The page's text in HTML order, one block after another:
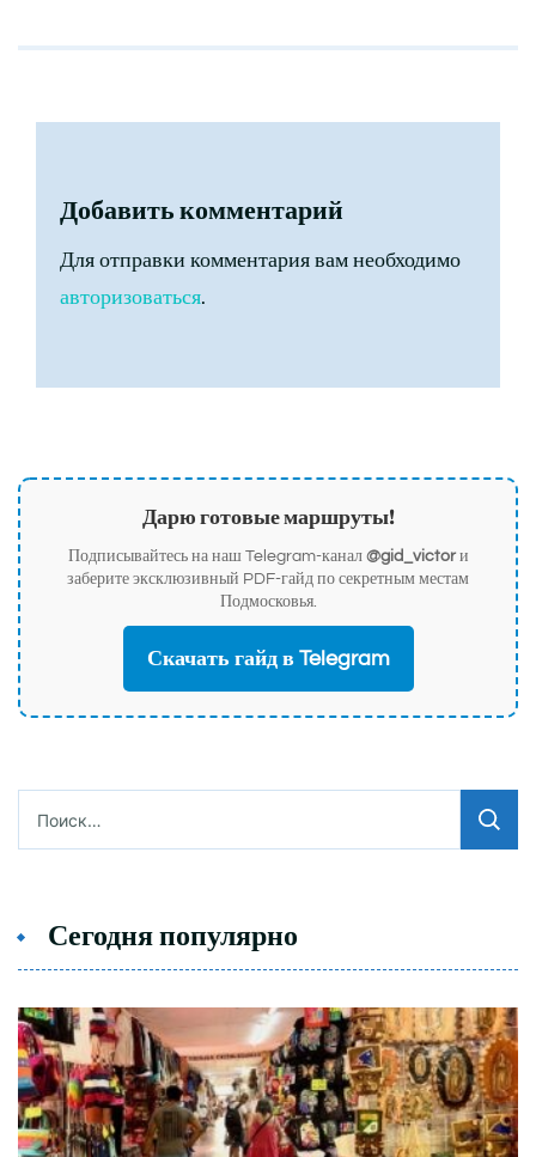
Добавить комментарий
Для отправки комментария вам необходимо
авторизоваться.
Дарю готовые маршруты!
Подписывайтесь на наш Telegram-канал @gid_victorи
заберите эксклюзивный PDF-гайд по секретным местам
Подмосковья.
Скачать гайд в Telegram
Сегодня популярно